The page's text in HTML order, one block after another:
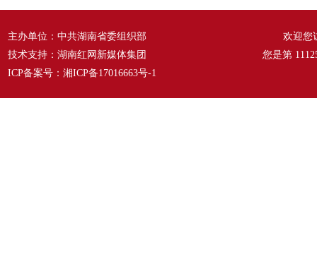
主办单位：中共湖南省委组织部
技术支持：湖南红网新媒体集团
ICP备案号： 湘ICP备17016663号-1
欢迎您
您是第